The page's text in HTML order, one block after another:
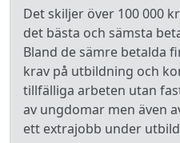
Det skiljer över 100 000
det bästa och sämsta
Bland de sämre betalda
krav på utbildning och
tillfälliga arbeten utan
av ungdomar men även
ett extrajobb under